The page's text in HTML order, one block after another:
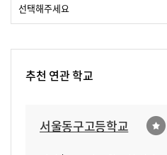
추천 연관 학교
서울동구고등학교